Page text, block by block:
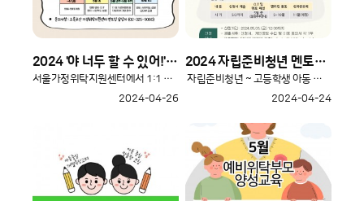
2024 '야 너두 할 수 있어!' 동기강화멘토링 (~4/30까지 신청)
서울가정위탁지원센터에서 1:1 동기강화멘토링을 진행합니다. 내가..
2024-04-26
2024 자립준비청년 멘토링사업 '나답게 그린(Green) 자립코칭'
자립준비청년 ~ 고등학생 아동 대상으로 멘토링 프로그램을 진행..
2024-04-24